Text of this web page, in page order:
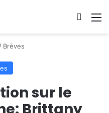
/ Brèves
sur le